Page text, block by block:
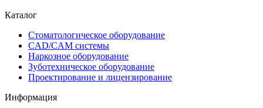
Каталог
Стоматологическое оборудование
CAD/CAM системы
Наркозное оборудование
Зуботехническое оборудование
Проектирование и лицензирование
Информация